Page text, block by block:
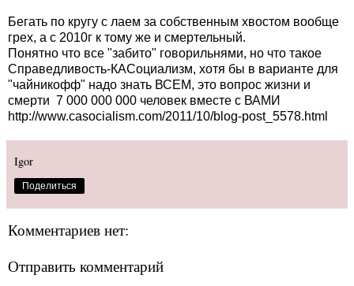
Бегать по кругу с лаем за собственным хвостом вообще
грех, а с 2010г к тому же и смертельный.
Понятно что все "забито" говорильнями, но что такое
Справедливость-КАСоциализм, хотя бы в варианте для
"чайникофф" надо знать ВСЕМ, это вопрос жизни и
смерти 7 000 000 000 человек вместе с ВАМИ
http://www.casocialism.com/2011/10/blog-post_5578.html
Igor
Поделиться
Комментариев нет:
Отправить комментарий